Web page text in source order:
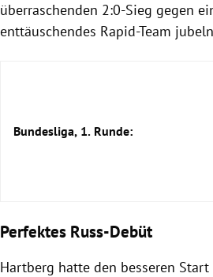
überraschenden 2:0-Sieg gegen
enttäuschendes Rapid-Team
Bundesliga, 1. Runde:
Perfektes Russ-Debüt
Hartberg hatte den besseren